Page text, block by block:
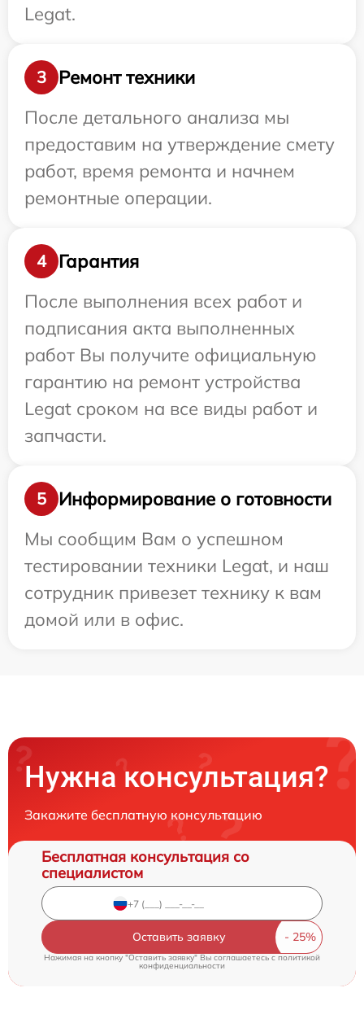
Legat.
3
Ремонт техники
После детального анализа мы
предоставим на утверждение смету
работ, время ремонта и начнем
ремонтные операции.
4
Гарантия
После выполнения всех работ и
подписания акта выполненных
работ Вы получите официальную
гарантию на ремонт устройства
Legat сроком на все виды работ и
запчасти.
5
Информирование о готовности
Мы сообщим Вам о успешном
тестировании техники Legat, и наш
сотрудник привезет технику к вам
домой или в офис.
Нужна консультация?
Закажите бесплатную консультацию
Бесплатная консультация со
специалистом
Оставить заявку
Нажимая на кнопку "Оставить заявку" Вы соглашаетесь c политикой
конфиденциальности